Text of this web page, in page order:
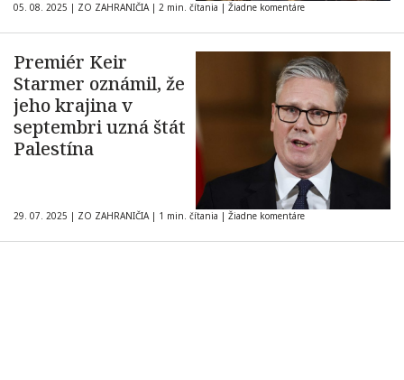
05. 08. 2025 | ZO ZAHRANIČIA | 2 min. čítania | Žiadne komentáre
Premiér Keir
Starmer oznámil, že
jeho krajina v
septembri uzná štát
Palestína
29. 07. 2025 | ZO ZAHRANIČIA | 1 min. čítania | Žiadne komentáre